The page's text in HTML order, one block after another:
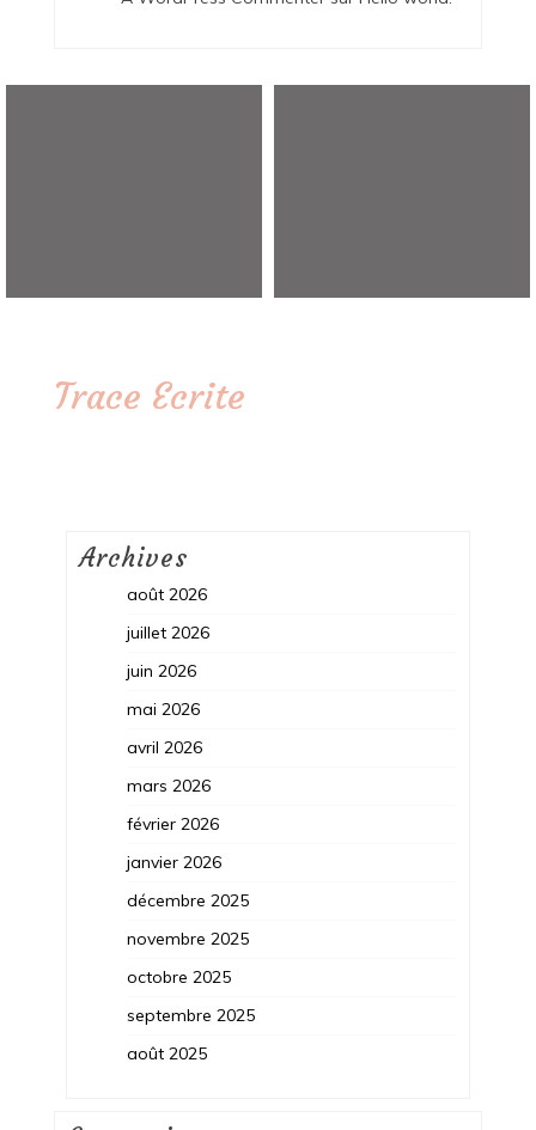
Trace Ecrite
Archives
août 2026
juillet 2026
juin 2026
mai 2026
avril 2026
mars 2026
février 2026
janvier 2026
décembre 2025
novembre 2025
octobre 2025
septembre 2025
août 2025